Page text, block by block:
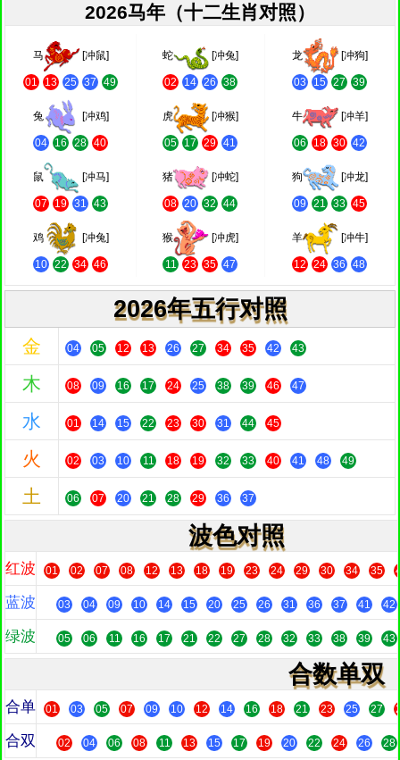
2026马年（十二生肖对照）
马 [冲鼠]
01 13 25 37 49
蛇 [冲兔]
02 14 26 38
龙 [冲狗]
03 15 27 39
兔 [冲鸡]
04 16 28 40
虎 [冲猴]
05 17 29 41
牛 [冲羊]
06 18 30 42
鼠 [冲马]
07 19 31 43
猪 [冲蛇]
08 20 32 44
狗 [冲龙]
09 21 33 45
鸡 [冲兔]
10 22 34 46
猴 [冲虎]
11 23 35 47
羊 [冲牛]
12 24 36 48
2026年五行对照
金 04 05 12 13 26 27 34 35 42 43
木 08 09 16 17 24 25 38 39 46 47
水 01 14 15 22 23 30 31 44 45
火 02 03 10 11 18 19 32 33 40 41 48 49
土 06 07 20 21 28 29 36 37
波色对照
红波 01 02 07 08 12 13 18 19 23 24 29 30 34 35
蓝波 03 04 09 10 14 15 20 25 26 31 36 37 41 42
绿波 05 06 11 16 17 21 22 27 28 32 33 38 39 43
合数单双
合单 01 03 05 07 09 10 12 14 16 18 21 23 25 27
合双 02 04 06 08 11 13 15 17 19 20 22 24 26 28